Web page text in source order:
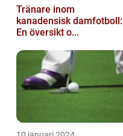
Tränare inom
kanadensisk damfotboll:
En översikt o...